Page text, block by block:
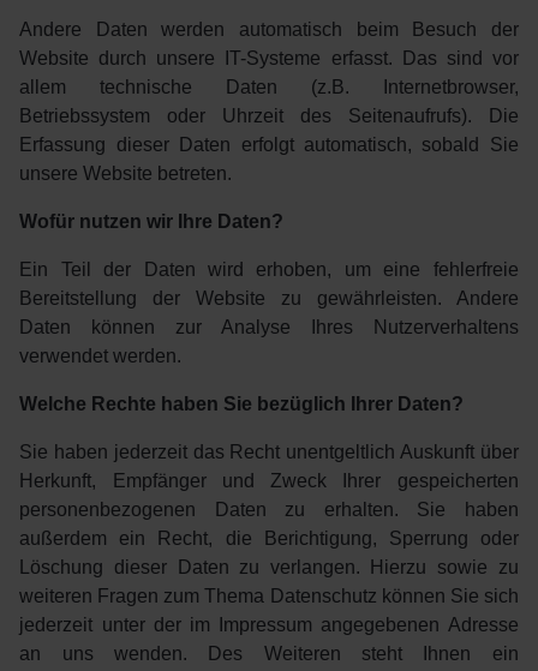
Andere Daten werden automatisch beim Besuch der
Website durch unsere IT-Systeme erfasst. Das sind vor
allem technische Daten (z.B. Internetbrowser,
Betriebssystem oder Uhrzeit des Seitenaufrufs). Die
Erfassung dieser Daten erfolgt automatisch, sobald Sie
unsere Website betreten.
Wofür nutzen wir Ihre Daten?
Ein Teil der Daten wird erhoben, um eine fehlerfreie
Bereitstellung der Website zu gewährleisten. Andere
Daten können zur Analyse Ihres Nutzerverhaltens
verwendet werden.
Welche Rechte haben Sie bezüglich Ihrer Daten?
Sie haben jederzeit das Recht unentgeltlich Auskunft über
Herkunft, Empfänger und Zweck Ihrer gespeicherten
personenbezogenen Daten zu erhalten. Sie haben
außerdem ein Recht, die Berichtigung, Sperrung oder
Löschung dieser Daten zu verlangen. Hierzu sowie zu
weiteren Fragen zum Thema Datenschutz können Sie sich
jederzeit unter der im Impressum angegebenen Adresse
an uns wenden. Des Weiteren steht Ihnen ein